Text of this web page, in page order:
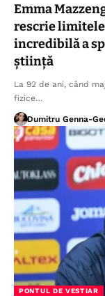
Emma
rescrie
incredibilă a
știință
La 92 de ani, când
fizice…
Dumitru Genna-
PONTUL DE VESTIAR